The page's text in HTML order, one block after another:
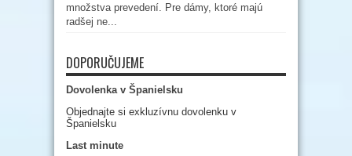
množstva prevedení. Pre dámy, ktoré majú
radšej ne...
DOPORUČUJEME
Dovolenka v Španielsku
Objednajte si exkluzívnu dovolenku v
Španielsku
Last minute